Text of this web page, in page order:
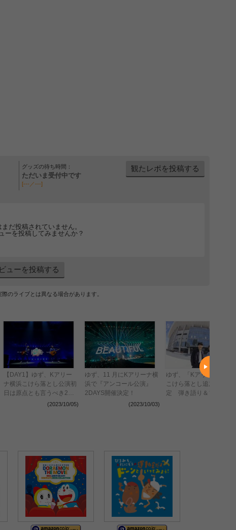
グッズの待ち時間：
ただいま受付中です
[---／---]
観たレポを投稿する
だ投稿されていません。
ーを投稿してみませんか？
ューを投稿する
のライブとは異なる場合があります。
【DAY1】ゆず、Kアリー
ナ横浜こけら落とし公演初
日は原点とも言うべき2人
きりのステージで2万人を
(2023/10/05)
ゆず、11 月にKアリーナ横
浜で『アンコール公演』
2DAYS開催決定！
(2023/10/03)
ゆず、「Kアリーナ横浜」
こけら落とし追加公演が決
定 弾き語り＆フルバンド